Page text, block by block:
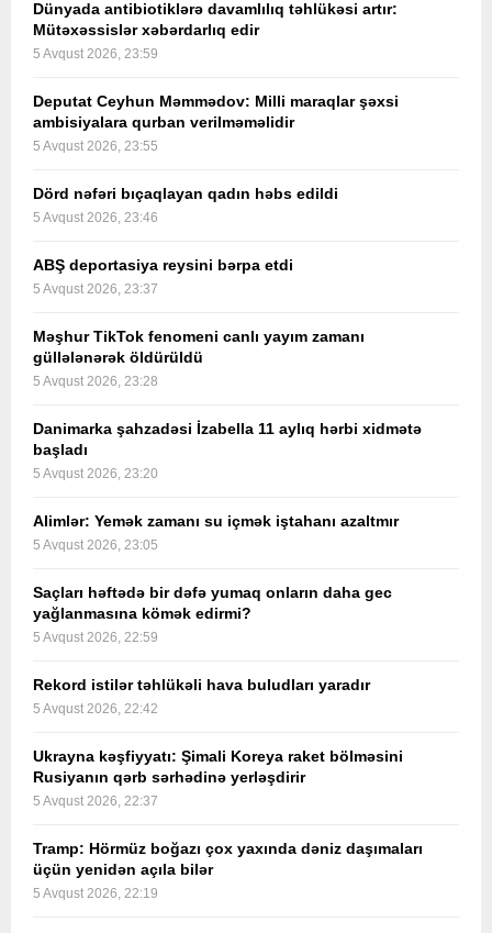
Dünyada antibiotiklərə davamlılıq təhlükəsi artır:
Mütəxəssislər xəbərdarlıq edir
5 Avqust 2026, 23:59
Deputat Ceyhun Məmmədov: Milli maraqlar şəxsi
ambisiyalara qurban verilməməlidir
5 Avqust 2026, 23:55
Dörd nəfəri bıçaqlayan qadın həbs edildi
5 Avqust 2026, 23:46
ABŞ deportasiya reysini bərpa etdi
5 Avqust 2026, 23:37
Məşhur TikTok fenomeni canlı yayım zamanı
güllələnərək öldürüldü
5 Avqust 2026, 23:28
Danimarka şahzadəsi İzabella 11 aylıq hərbi xidmətə
başladı
5 Avqust 2026, 23:20
Alimlər: Yemək zamanı su içmək iştahanı azaltmır
5 Avqust 2026, 23:05
Saçları həftədə bir dəfə yumaq onların daha gec
yağlanmasına kömək edirmi?
5 Avqust 2026, 22:59
Rekord istilər təhlükəli hava buludları yaradır
5 Avqust 2026, 22:42
Ukrayna kəşfiyyatı: Şimali Koreya raket bölməsini
Rusiyanın qərb sərhədinə yerləşdirir
5 Avqust 2026, 22:37
Tramp: Hörmüz boğazı çox yaxında dəniz daşımaları
üçün yenidən açıla bilər
5 Avqust 2026, 22:19